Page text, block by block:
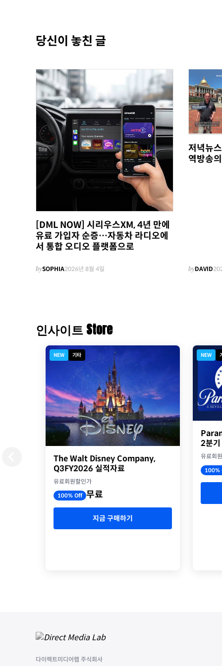
당신이 놓친 글
[DML NOW] 시리우스XM, 4년 만에
유료 가입자 순증…자동차 라디오에
서 통합 오디오 플랫폼으로
bySOPHIA2026년 8월 4일
저녁뉴
역방송
byDAVID
인사이트 Store
NEW 기타
The Walt Disney Company,
Q3FY2026 실적자료
유료회원할인가
100% Off 무료
지금 구매하기
NEW
2분기
유료회
100%
다이렉트미디어랩 주식회사